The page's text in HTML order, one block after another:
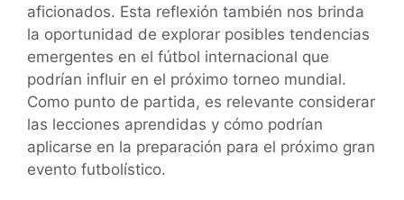
aficionados. Esta reflexión también nos brinda
la oportunidad de explorar posibles tendencias
emergentes en el fútbol internacional que
podrían influir en el próximo torneo mundial.
Como punto de partida, es relevante considerar
las lecciones aprendidas y cómo podrían
aplicarse en la preparación para el próximo gran
evento futbolístico.